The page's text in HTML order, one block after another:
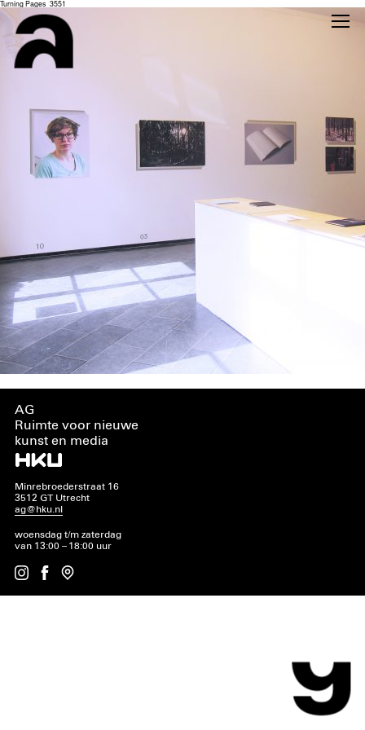
Turning Pages_3551
AG
Ruimte voor nieuwe
kunst en media
Minrebroederstraat 16
3512 GT Utrecht
ag@hku.nl
woensdag t/m zaterdag
van 13:00 – 18:00 uur